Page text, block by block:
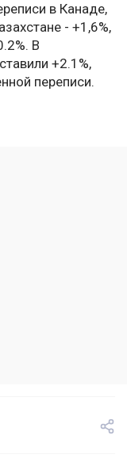
в Канаде,
- +1,6%,
В
+2.1%,
переписи.